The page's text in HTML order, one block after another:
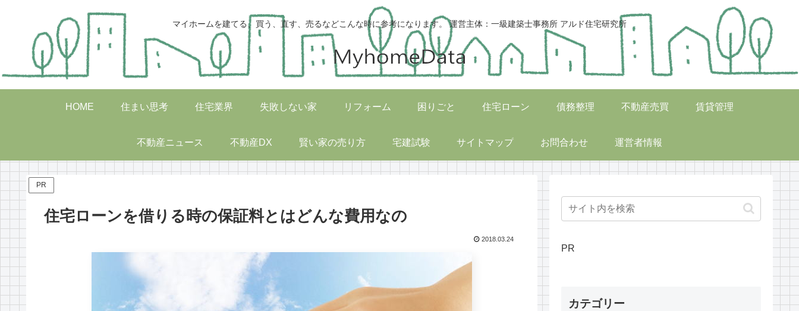
マイホームを建てる、買う、直す、売るなどこんな時に参考になります。 運営主体：一級建築士事務所 アルド住宅研究所
HOME 住まい思考 住宅業界 失敗しない家 リフォーム 困りごと 住宅ローン 債務整理 不動産売買 賃貸管理
不動産ニュース 不動産DX 賢い家の売り方 宅建試験 サイトマップ お問合わせ 運営者情報
PR
住宅ローンを借りる時の保証料とはどんな費用なの
2018.03.24
PR
カテゴリー